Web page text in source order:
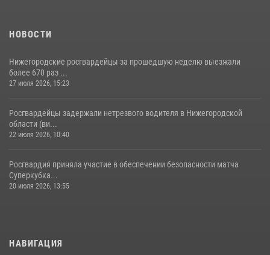
НОВОСТИ
Нижегородские росгвардейцы за прошедшую неделю выезжали
более 670 раз ...
27 июля 2026, 15:23
Росгвардейцы задержали нетрезвого водителя в Нижегородской
области (ви...
22 июля 2026, 10:40
Росгвардия приняла участие в обеспечении безопасности матча
Суперкубка...
20 июля 2026, 13:55
НАВИГАЦИЯ